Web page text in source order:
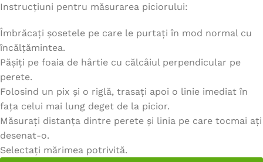
Instrucțiuni pentru măsurarea piciorului:
Îmbrăcați șosetele pe care le purtați în mod normal cu
încălțămintea.
Pășiți pe foaia de hârtie cu călcâiul perpendicular pe
perete.
Folosind un pix și o riglă, trasați apoi o linie imediat în
fața celui mai lung deget de la picior.
Măsurați distanța dintre perete și linia pe care tocmai ați
desenat-o.
Selectați mărimea potrivită.